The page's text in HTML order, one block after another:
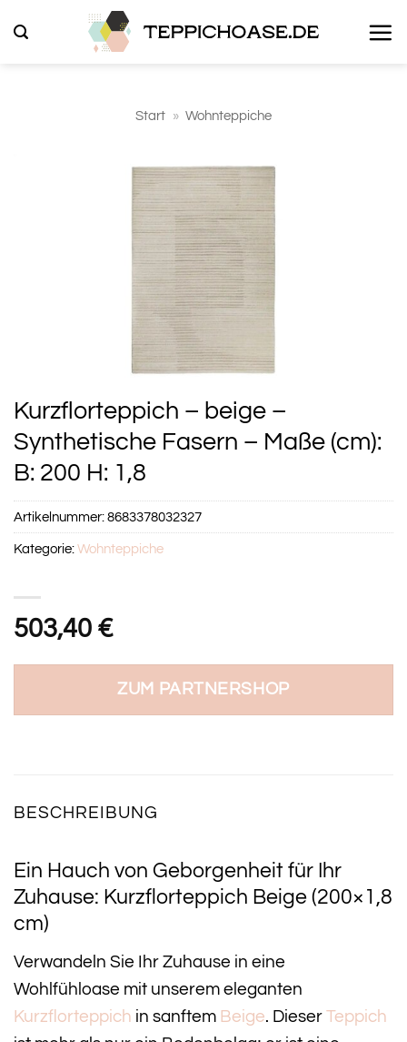
Inhalt
Start » Wohnteppiche
Kurzflorteppich – beige –
Synthetische Fasern – Maße (cm):
B: 200 H: 1,8
503,40 €
ZUM PARTNERSHOP
Artikelnummer:8683378032327
Kategorie:Wohnteppiche
BESCHREIBUNG
Ein Hauch von Geborgenheit für Ihr
Zuhause: Kurzflorteppich Beige (200×1,8
cm)
Verwandeln Sie Ihr Zuhause in eine
Wohlfühloase mit unserem eleganten
Kurzflorteppich in sanftem Beige. Dieser Teppich